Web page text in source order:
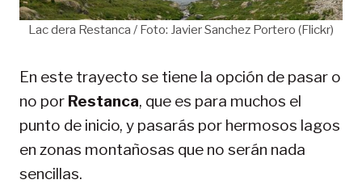
Lac dera Restanca / Foto: Javier Sanchez Portero (Flickr)
En este trayecto se tiene la opción de pasar o
no por Restanca, que es para muchos el
punto de inicio, y pasarás por hermosos lagos
en zonas montañosas que no serán nada
sencillas.